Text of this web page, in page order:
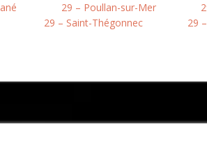
29 – Poullan-sur-Mer
29 – Saint-Thégonnec 29